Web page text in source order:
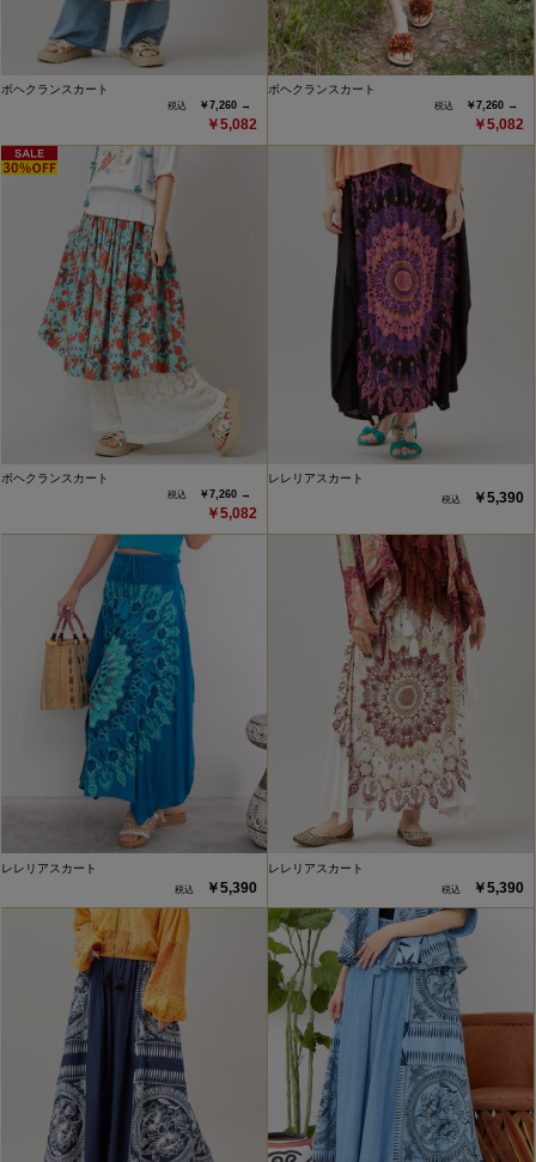
ボヘクランスカート
￥7,260 →
￥5,082
ボヘクランスカート
￥7,260 →
￥5,082
ボヘクランスカート
￥7,260 →
￥5,082
レレリアスカート
￥5,390
レレリアスカート
￥5,390
レレリアスカート
￥5,390